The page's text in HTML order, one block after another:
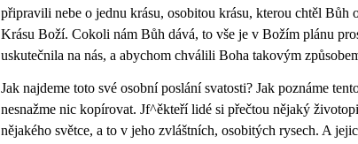
připravili nebe o jednu krásu, osobitou krásu, kterou chtěl Bůh
Krásu Boží. Cokoli nám Bůh dává, to vše je v Božím plánu
uskutečnila na nás, a abychom chválili Boha takovým
Jak najdeme toto své osobní poslání svatosti? Jak poznáme
nesnažme nic kopírovat. Jf^ěkteří lidé si přečtou nějaký
nějakého světce, a to v jeho zvláštních, osobitých rysech. A